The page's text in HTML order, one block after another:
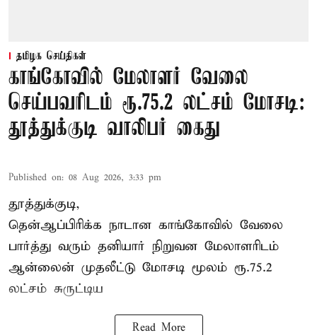
தமிழக செய்திகள்
காங்கோவில் மேலாளர் வேலை
செய்பவரிடம் ரூ.75.2 லட்சம் மோசடி:
தூத்துக்குடி வாலிபர் கைது
Published on: 08 Aug 2026, 3:33 pm
தூத்துக்குடி,
தென்ஆப்பிரிக்க நாடான காங்கோவில் வேலை
பார்த்து வரும் தனியார் நிறுவன மேலாளரிடம்
ஆன்லைன் முதலீட்டு மோசடி மூலம் ரூ.75.2
லட்சம் சுருட்டிய
Read More